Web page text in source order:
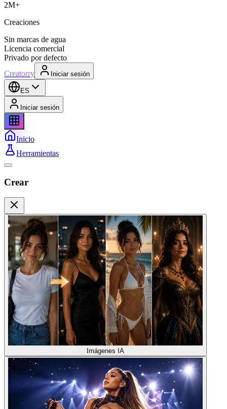
2M+
Creaciones
Sin marcas de agua
Licencia comercial
Privado por defecto
Creatorry
Iniciar sesión
ES
Iniciar sesión
Inicio
Herramientas
Crear
Imágenes IA